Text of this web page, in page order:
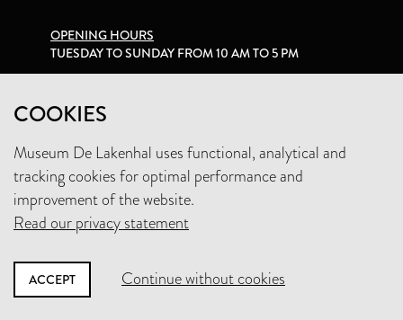
COOKIES
Museum De Lakenhal uses functional, analytical and
tracking cookies for optimal performance and
improvement of the website.
Read our privacy statement
ACCEPT Continue without cookies
OPENING HOURS
TUESDAY TO SUNDAY FROM 10 AM TO 5 PM
+31 (0)71 5165360
INFO@LAKENHAL.NL
SUPPORT THE MUSEUM
NEWSLETTER